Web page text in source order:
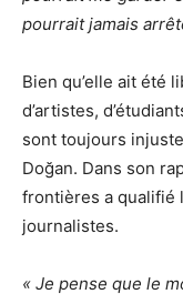
pourrait jamais
Bien qu’elle ait été
d’artistes,
sont toujours
Doğan. Dans son
frontières a qualifié
journalistes.
« Je pense que le